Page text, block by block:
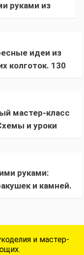
руками из
идеи из
колготок. 130
мастер-класс
и уроки
руками:
и камней.
и мастер-